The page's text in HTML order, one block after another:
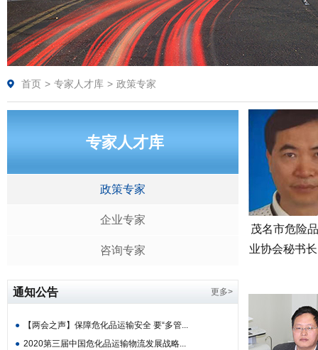
首页 > 专家人才库 > 政策专家
专家人才库
政策专家
企业专家
咨询专家
通知公告 更多>
●
【两会之声】保障危化品运输安全 要“多管...
● 2020第三届中国危化品运输物流发展战略...
茂名市危险
业协会秘书